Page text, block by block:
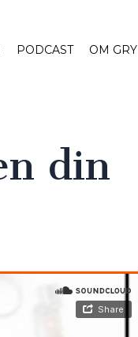
PODCAST OM GRY
din